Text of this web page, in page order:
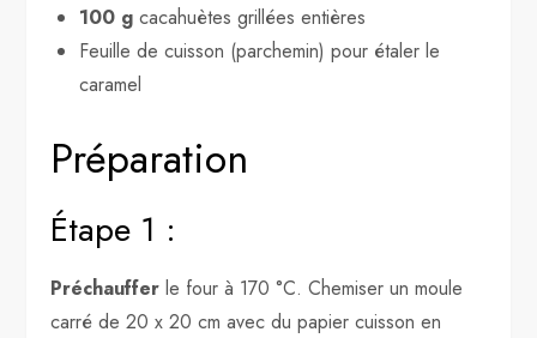
100 g cacahuètes grillées entières
Feuille de cuisson (parchemin) pour étaler le
caramel
Préparation
Étape 1 :
Préchauffer le four à 170 °C. Chemiser un moule
carré de 20 x 20 cm avec du papier cuisson en